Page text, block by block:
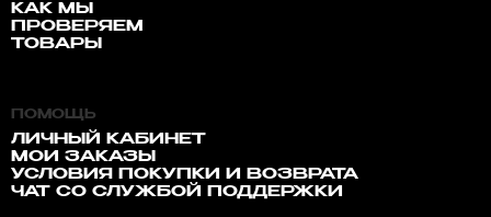
КАК МЫ
ПРОВЕРЯЕМ
ТОВАРЫ
ПОМОЩЬ
ЛИЧНЫЙ КАБИНЕТ
МОИ ЗАКАЗЫ
УСЛОВИЯ ПОКУПКИ И ВОЗВРАТА
ЧАТ СО СЛУЖБОЙ ПОДДЕРЖКИ